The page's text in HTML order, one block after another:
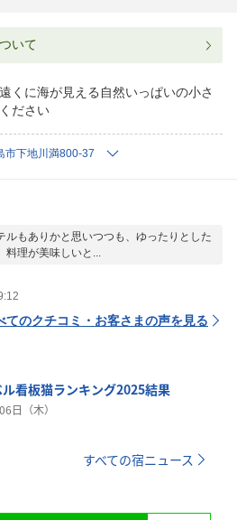
いて
くに海が見える自然いっぱいの小さ
ださい
市下地川満800-37
ルもありかと思いつつも、ゆったりとした
料理が美味しいと...
てのクチコミ・お客さまの声を見る
看板猫ランキング2025結果
日（木）
すべての宿ニュース